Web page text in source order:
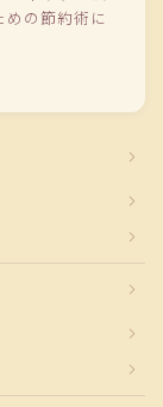
の節約術に